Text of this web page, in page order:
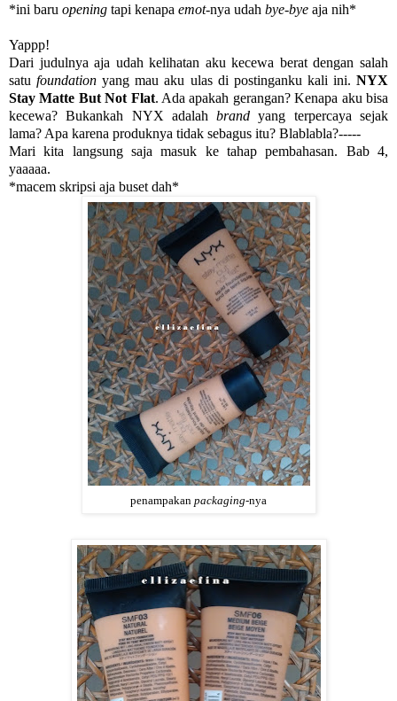
*ini baru opening tapi kenapa emot-nya udah bye-bye aja nih*
Yappp!
Dari judulnya aja udah kelihatan aku kecewa berat dengan salah
satufoundation yang mau aku ulas di postinganku kali ini.NYX
Stay Matte But Not Flat. Ada apakah gerangan? Kenapa aku bisa
kecewa? Bukankah NYX adalahbrand yang terpercaya sejak
lama? Apa karena produknya tidak sebagus itu? Blablabla?-----
Mari kita langsung saja masuk ke tahap pembahasan. Bab 4,
yaaaaa.
*macem skripsi aja buset dah*
penampakan packaging-nya